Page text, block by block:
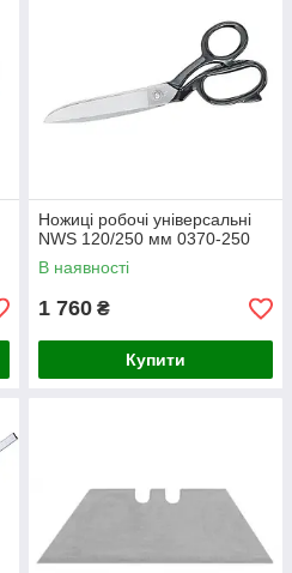
Ножиці робочі універсальні
NWS 120/250 мм 0370-250
В наявності
1 760 ₴
Купити